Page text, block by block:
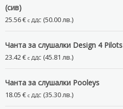
(сив)
25.56€ с ДДС (50.00 лв.)
Чанта за слушалки Design 4 Pilots
23.42 € с ДДС (45.81 лв.)
Чанта за слушалки Pooleys
18.05 € с ДДС (35.30 лв.)